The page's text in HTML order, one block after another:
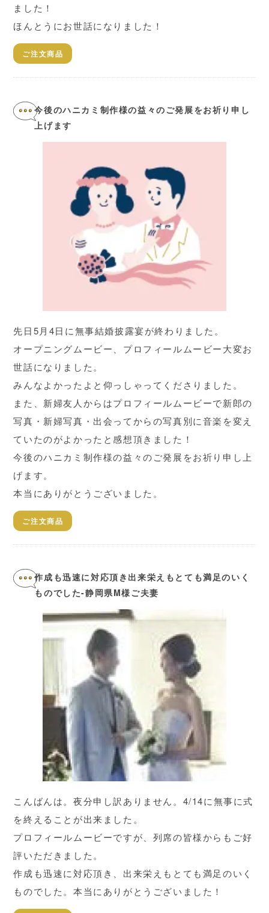
ました！
ほんとうにお世話になりました！
ご注文商品
今後のハニカミ制作様の益々のご発展をお祈り申し
上げます
先日5月4日に無事結婚披露宴が終わりました。
オープニングムービー、プロフィールムービー大変お
世話になりました。
みんなよかったよと仰っしゃってくださりました。
また、新婦友人からはプロフィールムービーで新郎の
写真・新婦写真・出会ってからの写真別に音楽を変え
ていたのがよかったと感想頂きました！
今後のハニカミ制作様の益々のご発展をお祈り申し上
げます。
本当にありがとうございました。
ご注文商品
作成も迅速に対応頂き出来栄えもとても満足のいく
ものでした-静岡県M様ご夫妻
こんばんは。夜分申し訳ありません。4/14に無事に式
を終えることが出来ました。
プロフィールムービーですが、列席の皆様からもご好
評いただきました。
作成も迅速に対応頂き、出来栄えもとても満足のいく
ものでした。本当にありがとうございました！